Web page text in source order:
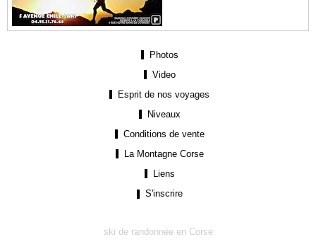
Photos
Video
Esprit de nos voyages
Niveaux
Conditions de vente
La Montagne Corse
Liens
S'inscrire
ski de randonnée en Corse